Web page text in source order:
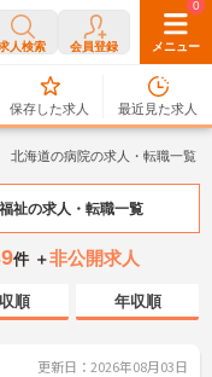
人検索 会員登録 メニュー
0
保存した求人
0
最近見た求人
北海道の病院の求人・転職一覧
祉の求人・転職一覧
件 ＋非公開求人
順 年収順
更新日：2026年08月03日